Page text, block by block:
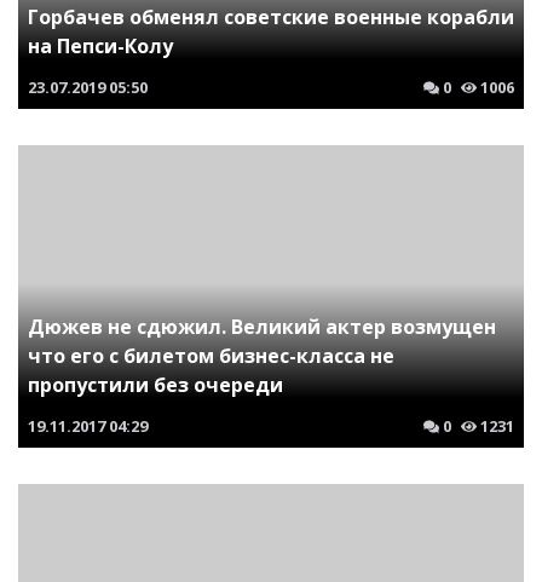
Горбачев обменял советские военные корабли
на Пепси-Колу
23.07.2019 05:50 0 1006
Дюжев не сдюжил. Великий актер возмущен
что его с билетом бизнес-класса не
пропустили без очереди
19.11.2017 04:29 0 1231